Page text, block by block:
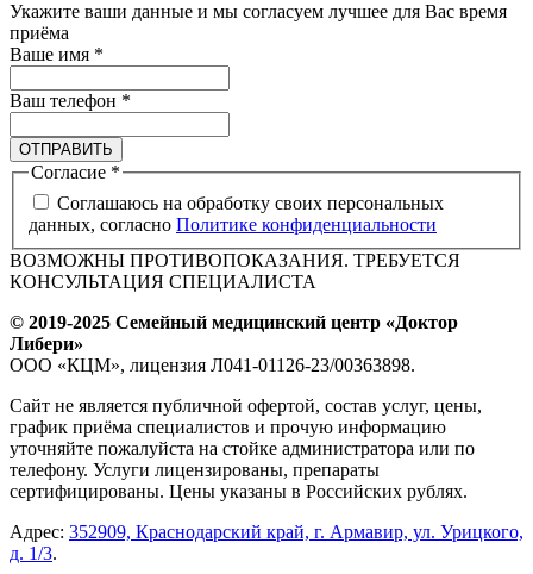
Укажите ваши данные и мы согласуем лучшее для Вас время
приёма
Ваше имя *
Ваш телефон *
ОТПРАВИТЬ
Согласие *
Соглашаюсь на обработку своих персональных
данных, согласно Политике конфиденциальности
ВОЗМОЖНЫ ПРОТИВОПОКАЗАНИЯ. ТРЕБУЕТСЯ
КОНСУЛЬТАЦИЯ СПЕЦИАЛИСТА
© 2019-2025 Семейный медицинский центр «Доктор
Либери»
ООО «КЦМ», лицензия Л041-01126-23/00363898.
Сайт не является публичной офертой, состав услуг, цены,
график приёма специалистов и прочую информацию
уточняйте пожалуйста на стойке администратора или по
телефону. Услуги лицензированы, препараты
сертифицированы. Цены указаны в Российских рублях.
Адрес: 352909, Краснодарский край, г. Армавир, ул. Урицкого,
д. 1/3.